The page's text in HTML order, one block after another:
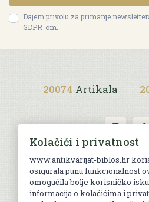
Dajem privolu za primanje
GDPR-om.
20074 Artikala
Uvjeti
Kolačići i privatnost
www.antikvarijat-biblos.hr
osigurala punu funkcionalnost
omogućila bolje korisničko
informacija o kolačićima i